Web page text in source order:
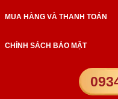
MUA HÀNG VÀ THANH TOÁN
CHÍNH SÁCH BẢO MẬT